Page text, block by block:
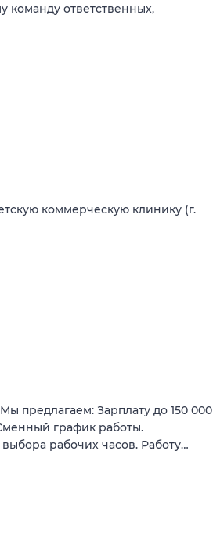
команду ответственных,
коммерческую клинику (г.
предлагаем: Зарплату до 150 000
график работы.
рабочих часов. Работу…